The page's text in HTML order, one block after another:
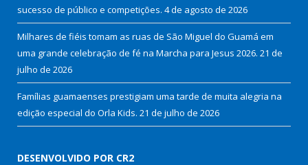
sucesso de público e competições. 4 de agosto de 2026
Milhares de fiéis tomam as ruas de São Miguel do Guamá em
uma grande celebração de fé na Marcha para Jesus 2026. 21 de
julho de 2026
Famílias guamaenses prestigiam uma tarde de muita alegria na
edição especial do Orla Kids. 21 de julho de 2026
DESENVOLVIDO POR CR2